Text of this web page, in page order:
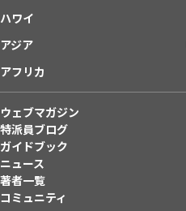
ハワイ
アジア
アフリカ
ウェブマガジン
特派員ブログ
ガイドブック
ニュース
著者一覧
コミュニティ